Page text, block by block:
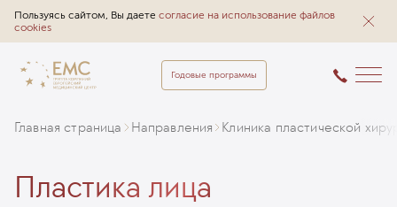
Пользуясь сайтом, Вы даете согласие на использование файлов
cookies
Годовые программы
Главная страница Направления Клиника пластической
Пластика лица